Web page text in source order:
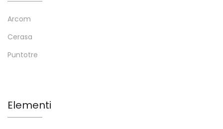
Arcom
Cerasa
Puntotre
Elementi